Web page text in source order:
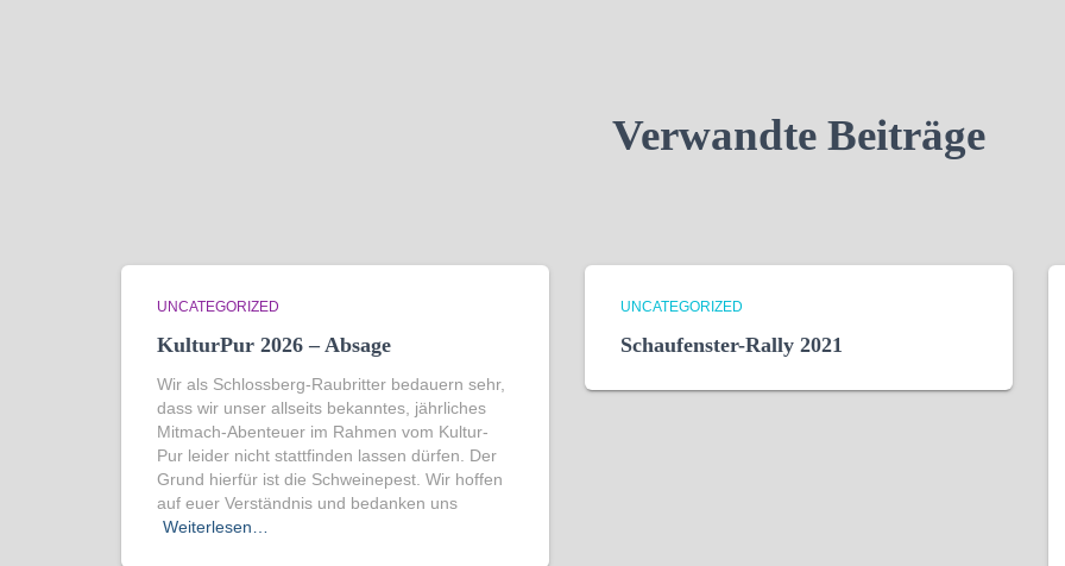
Verwandte Beiträge
UNCATEGORIZED
KulturPur 2026 – Absage
Wir als Schlossberg-Raubritter bedauern sehr,
dass wir unser allseits bekanntes, jährliches
Mitmach-Abenteuer im Rahmen vom Kultur-
Pur leider nicht stattfinden lassen dürfen. Der
Grund hierfür ist die Schweinepest. Wir hoffen
auf euer Verständnis und bedanken uns
Weiterlesen…
UNCATEGORIZED
Schaufenster-Rally 2021